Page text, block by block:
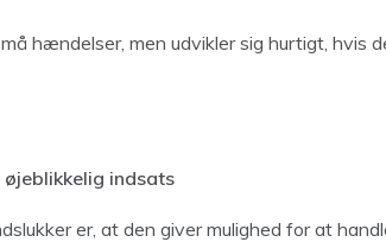
hændelser, men udvikler sig hurtigt, hvis
indsats
er, at den giver mulighed for at